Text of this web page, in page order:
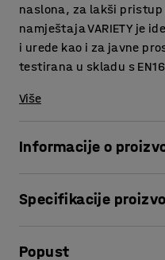
naslona, za lakši
namještaja VARIETY je
i urede kao i za javne
testirana u skladu s
Više
Informacije o
za javne prostore poput
Specifikacije
Dubina sjedišta
Popust